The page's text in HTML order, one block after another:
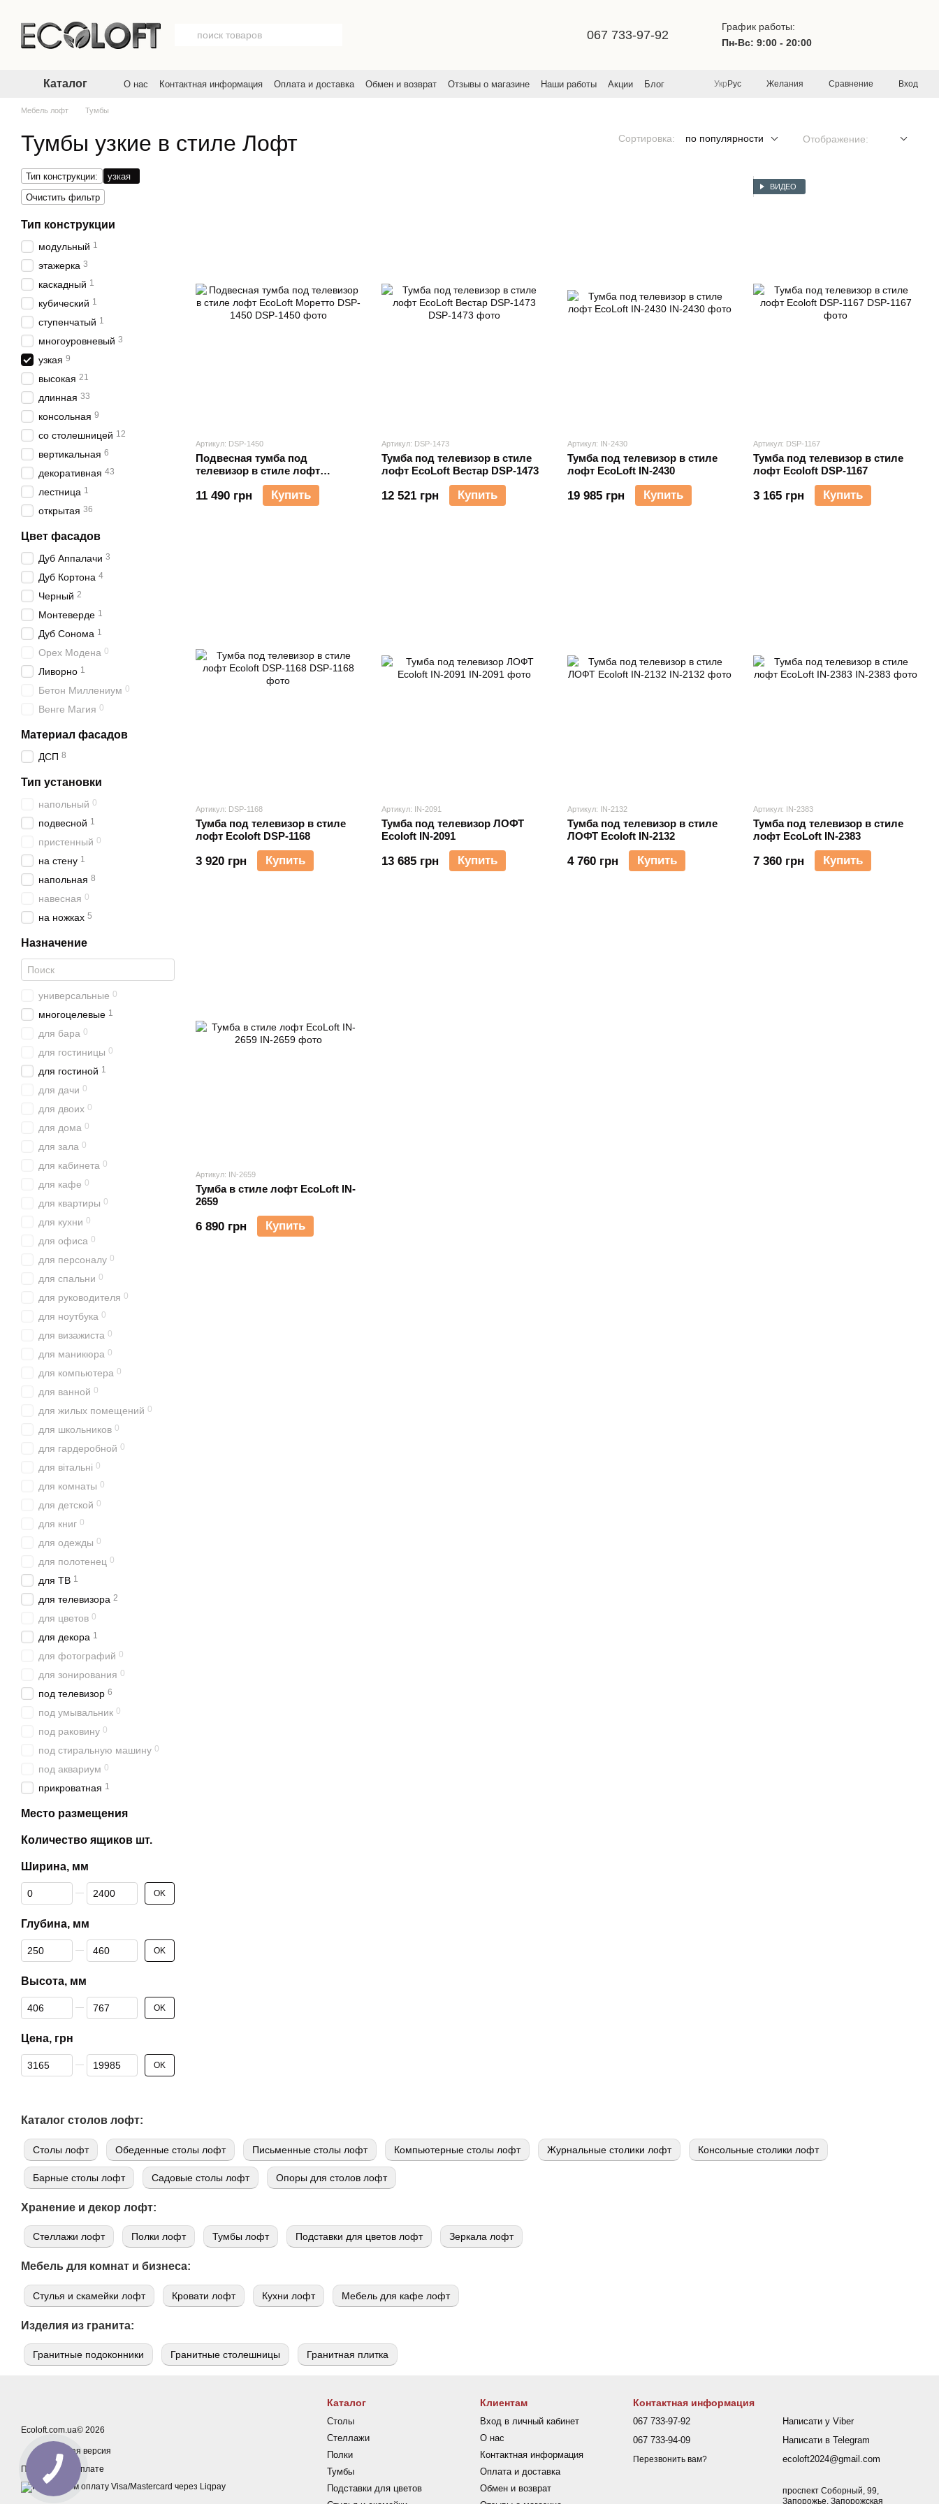
067 733-97-92
График работы:
Пн-Вс: 9:00 - 20:00
Каталог О нас Контактная информация Оплата и доставка Обмен и возврат Отзывы о магазине Наши работы Акции
Блог
Укр Рус Желания Сравнение Вход
Мебель лофт Тумбы
Тумбы узкие в стиле Лофт Сортировка: по популярности Отображение:
Артикул: DSP-1450
Подвесная тумба под
телевизор в стиле лофт
EcoLoft Моретто DSP-1450
11 490 грн Купить
Артикул: DSP-1473
Тумба под телевизор в стиле
лофт EcoLoft Вестар DSP-1473
12 521 грн Купить
Артикул: IN-2430
Тумба под телевизор в стиле
лофт EcoLoft IN-2430
19 985 грн Купить
ВИДЕО
Артикул: DSP-1167
Тумба под телевизор в стиле
лофт Ecoloft DSP-1167
3 165 грн Купить
Артикул: DSP-1168
Тумба под телевизор в стиле
лофт Ecoloft DSP-1168
3 920 грн Купить
Артикул: IN-2091
Тумба под телевизор ЛОФТ
Ecoloft IN-2091
13 685 грн Купить
Артикул: IN-2132
Тумба под телевизор в стиле
ЛОФТ Ecoloft IN-2132
4 760 грн Купить
Артикул: IN-2383
Тумба под телевизор в стиле
лофт EcoLoft IN-2383
7 360 грн Купить
Артикул: IN-2659
Тумба в стиле лофт EcoLoft IN-
2659
6 890 грн Купить
Тип конструкции:
узкая
Очистить фильтр
Тип конструкции
модульный 1
этажерка 3
каскадный 1
кубический 1
ступенчатый 1
многоуровневый 3
узкая 9
высокая 21
длинная 33
консольная 9
со столешницей 12
вертикальная 6
декоративная 43
лестница 1
открытая 36
Цвет фасадов
Дуб Аппалачи 3
Дуб Кортона 4
Черный 2
Монтеверде 1
Дуб Сонома 1
Орех Модена 0
Ливорно 1
Бетон Миллениум 0
Венге Магия 0
Материал фасадов
ДСП 8
Тип установки
напольный 0
подвесной 1
пристенный 0
на стену 1
напольная 8
навесная 0
на ножках 5
Назначение
универсальные 0
многоцелевые 1
для бара 0
для гостиницы 0
для гостиной 1
для дачи 0
для двоих 0
для дома 0
для зала 0
для кабинета 0
для кафе 0
для квартиры 0
для кухни 0
для офиса 0
для персоналу 0
для спальни 0
для руководителя 0
для ноутбука 0
для визажиста 0
для маникюра 0
для компьютера 0
для ванной 0
для жилых помещений 0
для школьников 0
для гардеробной 0
для вітальні 0
для комнаты 0
для детской 0
для книг 0
для одежды 0
для полотенец 0
для ТВ 1
для телевизора 2
для цветов 0
для декора 1
для фотографий 0
для зонирования 0
под телевизор 6
под умывальник 0
под раковину 0
под стиральную машину 0
под аквариум 0
прикроватная 1
Место размещения
Количество ящиков шт.
Ширина, мм
От Ширина, мм
До Ширина, мм OK
Глубина, мм
От Глубина, мм
До Глубина, мм OK
Высота, мм
От Высота, мм
До Высота, мм OK
Цена, грн
От Цена, грн
До Цена, грн OK
Каталог столов лофт:
Cтолы лофт Обеденные столы лофт Письменные столы лофт Компьютерные столы лофт Журнальные столики лофт Консольные столики лофт
Барные столы лофт Садовые столы лофт Опоры для столов лофт
Хранение и декор лофт:
Стеллажи лофт Полки лофт Тумбы лофт Подставки для цветов лофт Зеркала лофт
Мебель для комнат и бизнеса:
Стулья и скамейки лофт Кровати лофт Кухни лофт Мебель для кафе лофт
Изделия из гранита:
Гранитные подоконники Гранитные столешницы Гранитная плитка
Ecoloft.com.ua© 2026
Мобильная версия
Принимаем к оплате
Каталог
Столы
Стеллажи
Полки
Тумбы
Подставки для цветов
Клиентам
Вход в личный кабинет
О нас
Контактная информация
Оплата и доставка
Обмен и возврат
Контактная информация
067 733-97-92
067 733-94-09
Перезвонить вам?
Написати у Viber
Написати в Telegram
ecoloft2024@gmail.com
проспект Соборный, 99,
Запорожье, Запорожская